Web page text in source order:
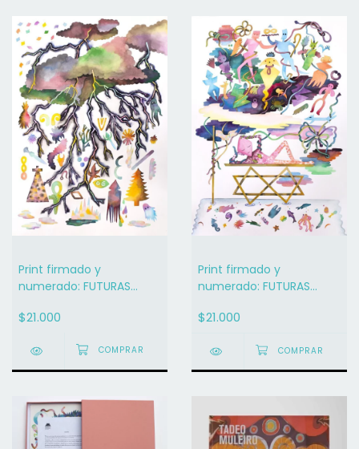
Print firmado y
numerado: FUTURAS
SOLER 10
$21.000
Print firmado y
numerado: FUTURAS
SOLER 6
$21.000